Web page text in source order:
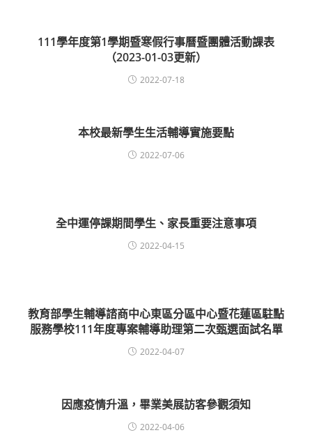
111學年度第1學期暨寒假行事曆暨團體活動課表
（2023-01-03更新）
2022-07-18
本校最新學生生活輔導實施要點
2022-07-06
全中運停課期間學生、家長重要注意事項
2022-04-15
教育部學生輔導諮商中心東區分區中心暨花蓮區駐點
服務學校111年度專案輔導助理第二次甄選面試名單
2022-04-07
因應疫情升溫，畢業美展訪客參觀須知
2022-04-06